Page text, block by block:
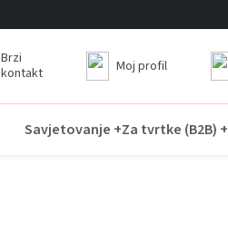
Brzi
kontakt
Moj profil
Savjetovanje +Za tvrtke (B2B) +